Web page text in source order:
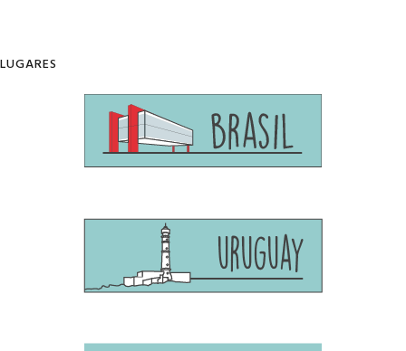
LUGARES